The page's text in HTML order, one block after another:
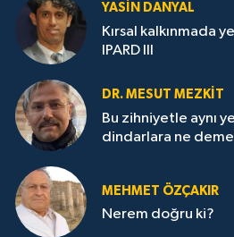
YASIN DANYAL
Kırsal kalkınmada
IPARD III
DR. MESUT MEZKIT
Bu zihniyetle aynı
dindarlara ne
MEHMET ÖZÇAKIR
Nerem doğru ki?